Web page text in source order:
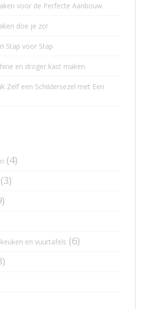
voor de Perfecte Aanbouw
doe je zo!
Stap voor Stap
en droger kast maken
Zelf een Schildersezel met Een
(4)
(3)
en vuurtafels (6)